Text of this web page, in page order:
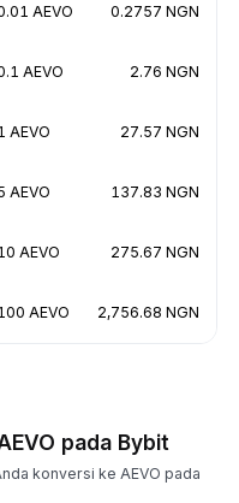
AEVO 0.2757 NGN
AEVO 2.76 NGN
AEVO 27.57 NGN
AEVO 137.83 NGN
AEVO 275.67 NGN
AEVO 2,756.68 NGN
pada Bybit
konversi ke AEVO pada